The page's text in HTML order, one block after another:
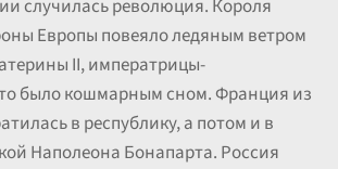
случилась революция. Короля
Европы повеяло ледяным ветром
II, императрицы-
было кошмарным сном. Франция из
в республику, а потом и в
Наполеона Бонапарта. Россия